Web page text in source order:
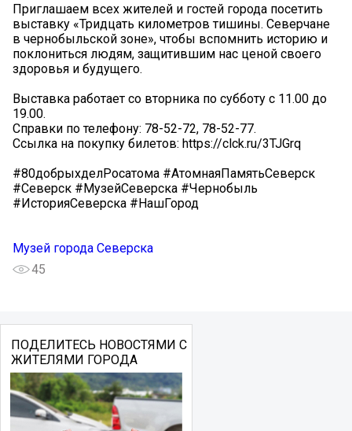
Приглашаем всех жителей и гостей города посетить
выставку «Тридцать километров тишины. Северчане
в чернобыльской зоне», чтобы вспомнить историю и
поклониться людям, защитившим нас ценой своего
здоровья и будущего.
Выставка работает со вторника по субботу с 11.00 до
19.00.
Справки по телефону: 78-52-72, 78-52-77.
Ссылка на покупку билетов: https://clck.ru/3TJGrq
#80добрыхделРосатома #АтомнаяПамятьСеверск
#Северск #МузейСеверска #Чернобыль
#ИсторияСеверска #НашГород
Музей города Северска
45
ПОДЕЛИТЕСЬ НОВОСТЯМИ С
ЖИТЕЛЯМИ ГОРОДА